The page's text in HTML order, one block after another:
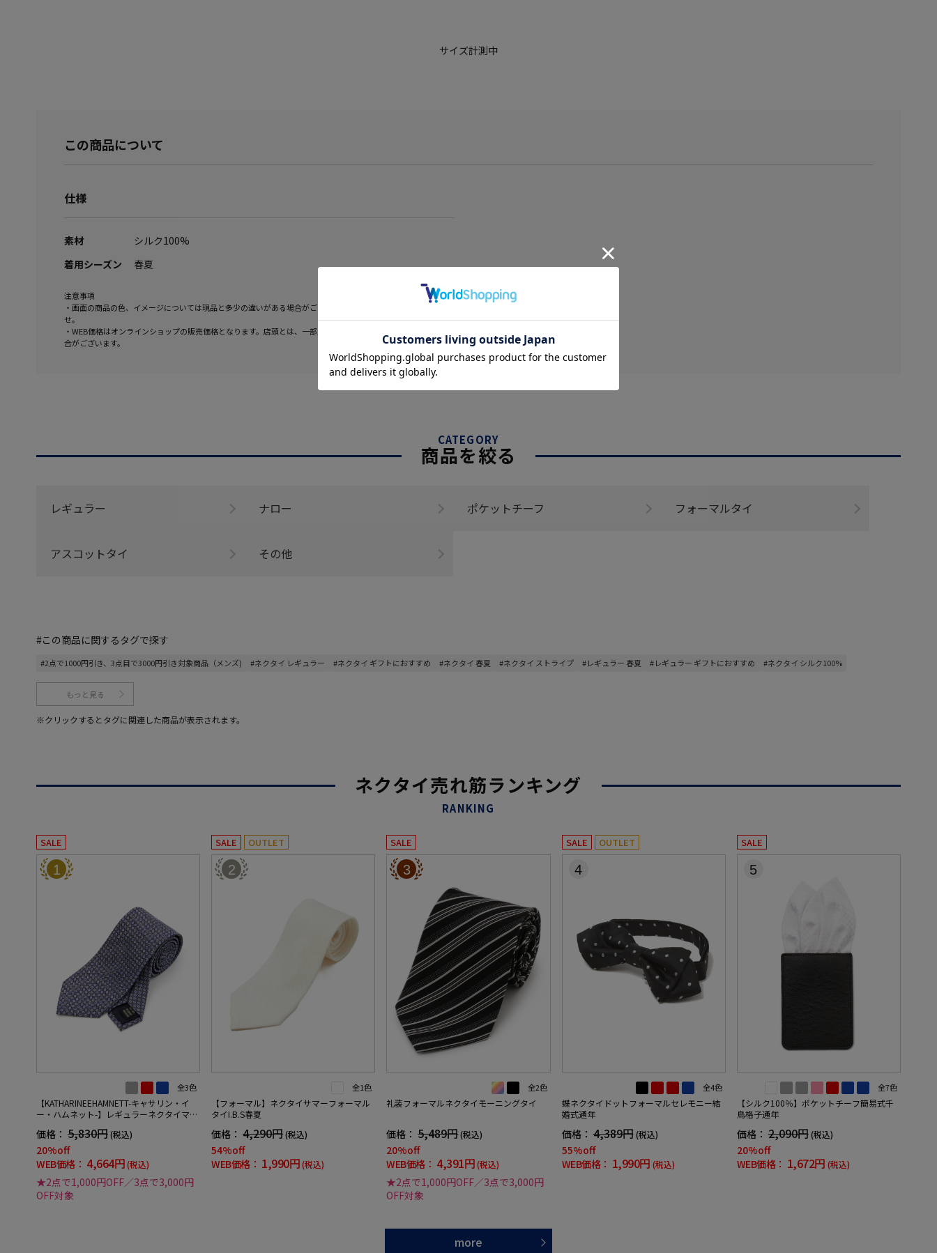
サイズ計測中
この商品について
仕様
素材
シルク100%
着用シーズン
春夏
注意事項
・画面の商品の色、イメージについては現品と多少の違いがある場合がございますが、予めご了承くださいま
せ。
・WEB価格はオンラインショップの販売価格となります。店頭とは、一部販売価格およびセール内容が異なる場
合がございます。
CATEGORY
商品を絞る
レギュラー ナロー ポケットチーフ フォーマルタイ
アスコットタイ その他
#この商品に関するタグで探す
#2点で1000円引き、3点目で3000円引き対象商品（メンズ) #ネクタイ レギュラー #ネクタイ ギフトにおすすめ #ネクタイ 春夏 #ネクタイ ストライプ #レギュラー 春夏 #レギュラー ギフトにおすすめ #ネクタイ シルク100%
もっと見る
※クリックするとタグに関連した商品が表示されます。
ネクタイ売れ筋ランキング
RANKING
SALE
1
全3色
【KATHARINEEHAMNETT-キャサリン・イ
ー・ハムネット-】レギュラーネクタイマイ
価格： 5,830円(税込)
20%off
WEB価格： 4,664円(税込)
★2点で1,000円OFF／3点で3,000円
OFF対象
SALE OUTLET
2
全1色
【フォーマル】ネクタイサマーフォーマル
タイI.B.S春夏
価格： 4,290円(税込)
54%off
WEB価格： 1,990円(税込)
SALE
3
全2色
礼装フォーマルネクタイモーニングタイ
価格： 5,489円(税込)
20%off
WEB価格： 4,391円(税込)
★2点で1,000円OFF／3点で3,000円
OFF対象
SALE OUTLET
4
全4色
蝶ネクタイドットフォーマルセレモニー結
婚式通年
価格： 4,389円 (税込)
55%off
WEB価格： 1,990円 (税込)
SALE
5
全7色
【シルク100％】ポケットチーフ簡易式千
鳥格子通年
価格： 2,090円(税込)
20%off
WEB価格： 1,672円 (税込)
more